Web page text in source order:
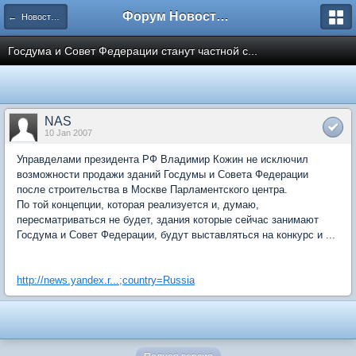
← Новости рынка недвижимости Форум Новостройки
Госдума и Совет Федерации станут частной с...
NAS
10 Jan 2007
Управделами президента РФ Владимир Кожин не исключил
возможности продажи зданий Госдумы и Совета Федерации
после строительства в Москве Парламентского центра.
По той концепции, которая реализуется и, думаю,
пересматриваться не будет, здания которые сейчас занимают
Госдума и Совет Федерации, будут выставляться на конкурс и ...
http://news.yandex.r...;country=Russia